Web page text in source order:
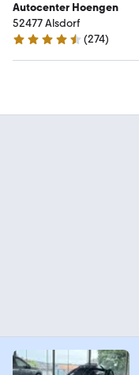
Autocenter Hoengen
52477 Alsdorf
4.5 Sterne
(274)